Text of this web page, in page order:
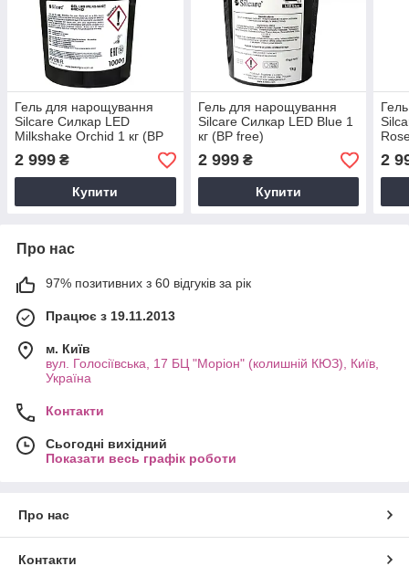
Гель для нарощування
Silcare Силкар LED
Milkshake Orchid 1 кг (BP
free)
2 999 ₴
Купити
Гель для нарощування
Silcare Силкар LED Blue 1
кг (BP free)
2 999₴
Купити
2
Про нас
97% позитивних з 60 відгуків за рік
Працює з 19.11.2013
м. Київ
вул. Голосіївська, 17 БЦ "Моріон" (колишній КЮЗ), Київ,
Україна
Контакти
Сьогодні вихідний
Показати весь графік роботи
Про нас
Контакти